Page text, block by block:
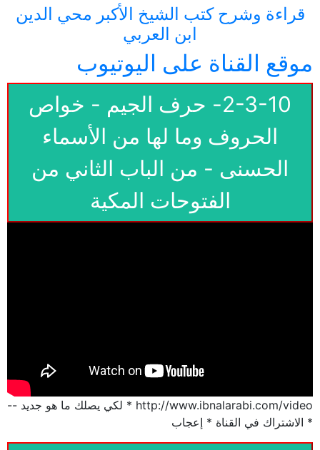
قراءة وشرح كتب الشيخ الأكبر محي الدين
ابن العربي
موقع القناة على اليوتيوب
2-3-10- حرف الجيم - خواص
الحروف وما لها من الأسماء
الحسنى - من الباب الثاني من
الفتوحات المكية
http://www.ibnalarabi.com/video * لكي يصلك ما هو جديد --
* الاشتراك في القناة * إعجاب